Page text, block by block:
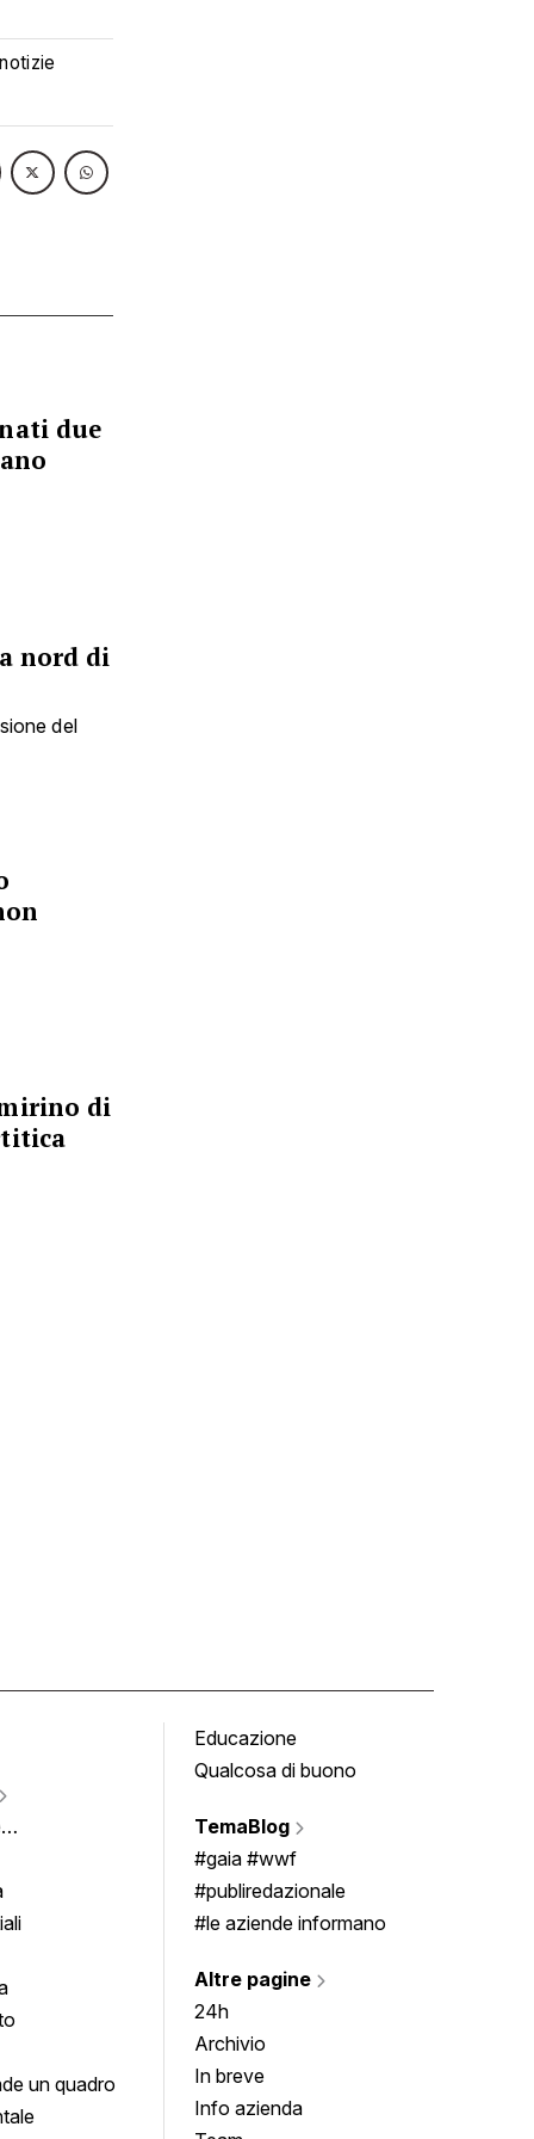
due
nord di
del
di
un quadro
Educazione
Qualcosa di buono
TemaBlog
#gaia #wwf
#publiredazionale
#le aziende informano
Altre pagine
24h
Archivio
In breve
Info azienda